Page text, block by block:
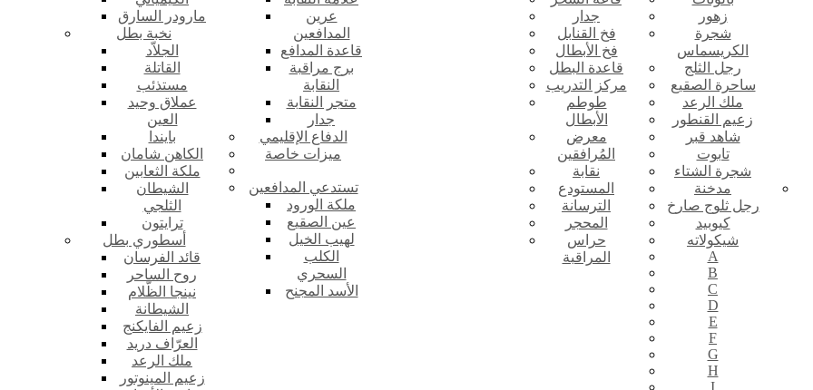
مارودر السارق
نخبة بطل
الجلاّد
القاتلة
مستذئب
عملاق وحيد
العين
بايندا
الكاهن شامان
ملكة الثعابين
الشيطان
الثلجي
ترايتون
أسطوري بطل
قائد الفرسان
روح الساحر
نينجا الظّلام
الشيطانة
زعيم الفايكنج
العرّاف دريد
ملك الرعد
زعيم المينوتور
عرين
المدافعين
قاعدة المدافع
برج مراقبة
النقابة
متجر النقابة
جدار
الدفاع الإقليمي
ميزات خاصة
تستدعي المدافعين
ملكة الورود
عين الصقيع
لهيب الخيل
الكلب
السحري
الأسد المجنح
جدار
فخ القنابل
فخ الأبطال
قاعدة البطل
مركز التدريب
طوطم
الأبطال
معرض
المُرافقين
نقابة
المستودع
الترسانة
المحجر
حراس
المراقبة
زهور
شجرة
الكريسماس
رجل الثلج
ساحرة الصقيع
ملك الرعد
زعيم القنطور
شاهد قبر
تابوت
شجرة الشتاء
مدخنة
رجل ثلوج صارخ
كيوبيد
شيكولاته
A
B
C
D
E
F
G
H